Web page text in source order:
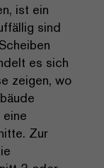
ist ein
sind
es sich
zeigen, wo
Zur